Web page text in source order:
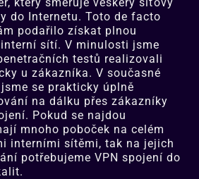
do Internetu. Toto de facto
podařilo získat plnou
sítí. V minulosti jsme
testů realizovali
u zákazníka. V současné
se prakticky úplně
na dálku přes zákazníky
Pokud se najdou
mnoho poboček na celém
interními sítěmi, tak na jejich
potřebujeme VPN spojení do